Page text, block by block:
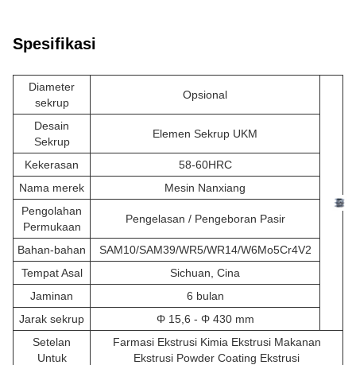
Spesifikasi
Diameter
sekrup
Opsional
Desain
Sekrup
Elemen Sekrup UKM
Kekerasan
58-60HRC
Nama merek
Mesin Nanxiang
Pengolahan
Permukaan
Pengelasan / Pengeboran Pasir
Bahan-bahan
SAM10/SAM39/WR5/WR14/W6Mo5Cr4V2
Tempat Asal
Sichuan, Cina
Jaminan
6 bulan
Jarak sekrup
Φ 15,6 - Φ 430 mm
Setelan
Untuk
Farmasi Ekstrusi Kimia Ekstrusi Makanan
Ekstrusi Powder Coating Ekstrusi